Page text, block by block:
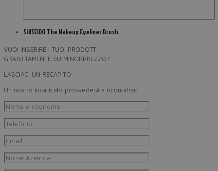
SHISEIDO The Makeup Eyeliner Brush
VUOI INSERIRE I TUOI PRODOTTI
GRATUITAMENTE SU MINORPREZZO?
LASCIACI UN RECAPITO
Un nostro incaricato provvederà a ricontattarti